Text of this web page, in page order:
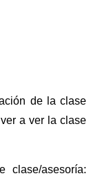
de la clase
a ver la clase
clase/asesoría: